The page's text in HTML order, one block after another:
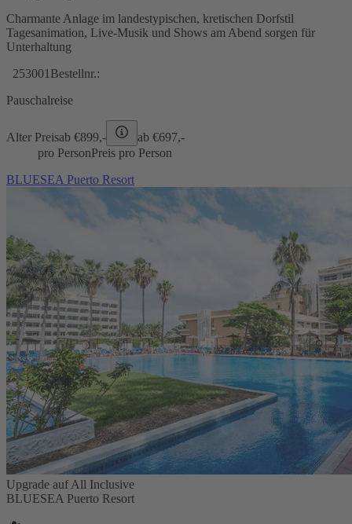
Charmante Anlage im landestypischen, kretischen Dorfstil
Tagesanimation, Live-Musik und Shows am Abend sorgen für
Unterhaltung
253001 Bestellnr.:
Pauschalreise
Alter Preisab €899,- ab €697,-
pro PersonPreis pro Person
BLUESEA Puerto Resort
Upgrade auf All Inclusive
BLUESEA Puerto Resort